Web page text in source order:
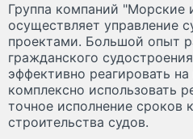
Группа компаний "Морские
осуществляет управление
проектами. Большой опыт
гражданского
эффективно реагировать
комплексно использовать
точное исполнение сроков
строительства судов.